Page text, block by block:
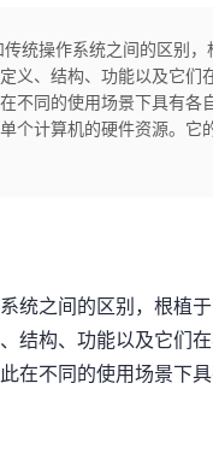
传统操作系统之间的区别
义、结构、功能以及它
不同的使用场景下具有
个计算机的硬件资源。
统之间的区别，根植
结构、功能以及它们
在不同的使用场景下具